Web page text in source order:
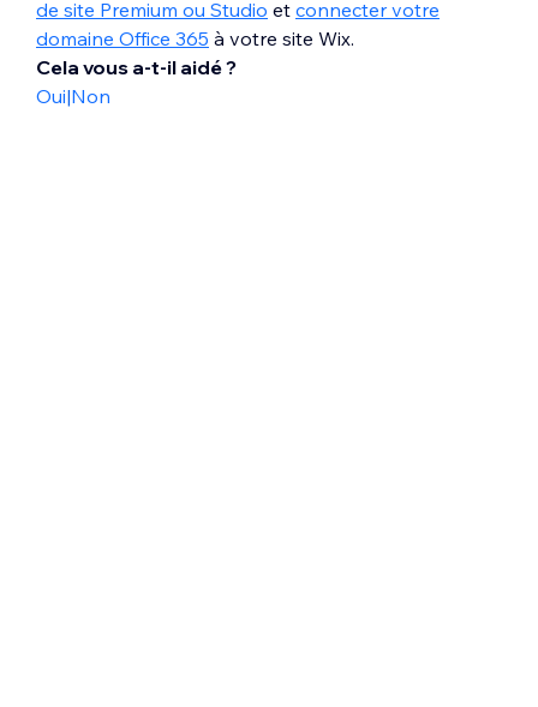
de site Premium ou Studio et connecter votre
domaine Office 365 à votre site Wix.
Cela vous a-t-il aidé ?
Oui|Non